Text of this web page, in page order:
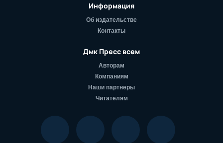
Информация
Об издательстве
Контакты
Дмк Пресс всем
Авторам
Компаниям
Наши партнеры
Читателям